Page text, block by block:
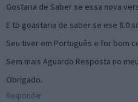
Gostaria de Saber se essa nova
E tb goastaria de saber se ese 8.0
Seu tiver em Português e for bom
Sem mais Aguardo Resposta no
Obrigado.
Responder